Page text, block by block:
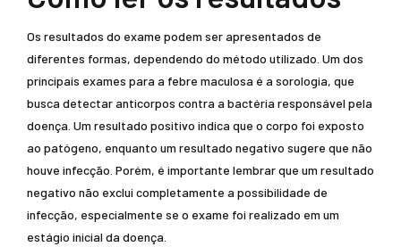
Os resultados do exame podem ser apresentados de
diferentes formas, dependendo do método utilizado. Um dos
principais exames para a febre maculosa é a sorologia, que
busca detectar anticorpos contra a bactéria responsável pela
doença. Um resultado positivo indica que o corpo foi exposto
ao patógeno, enquanto um resultado negativo sugere que não
houve infecção. Porém, é importante lembrar que um resultado
negativo não exclui completamente a possibilidade de
infecção, especialmente se o exame foi realizado em um
estágio inicial da doença.